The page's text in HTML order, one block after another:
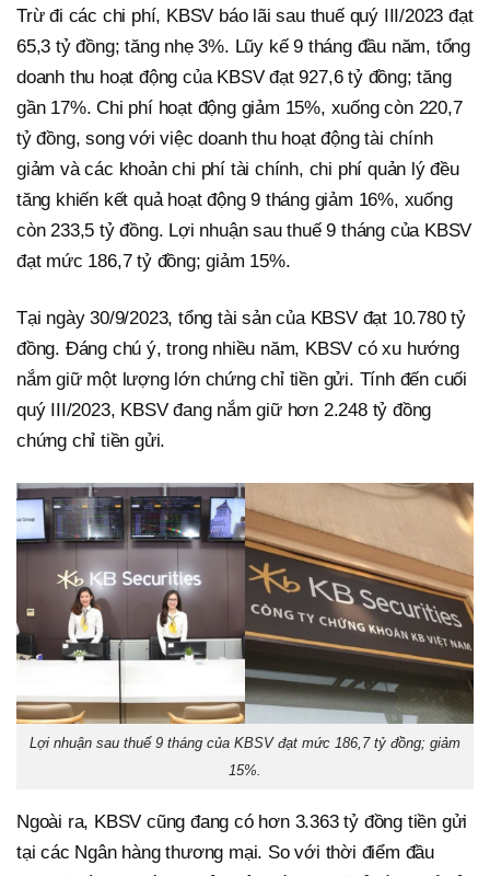
Trừ đi các chi phí, KBSV báo lãi sau thuế quý III/2023 đạt
65,3 tỷ đồng; tăng nhẹ 3%. Lũy kế 9 tháng đầu năm, tổng
doanh thu hoạt động của KBSV đạt 927,6 tỷ đồng; tăng
gần 17%. Chi phí hoạt động giảm 15%, xuống còn 220,7
tỷ đồng, song với việc doanh thu hoạt động tài chính
giảm và các khoản chi phí tài chính, chi phí quản lý đều
tăng khiến kết quả hoạt động 9 tháng giảm 16%, xuống
còn 233,5 tỷ đồng. Lợi nhuận sau thuế 9 tháng của KBSV
đạt mức 186,7 tỷ đồng; giảm 15%.
Tại ngày 30/9/2023, tổng tài sản của KBSV đạt 10.780 tỷ
đồng. Đáng chú ý, trong nhiều năm, KBSV có xu hướng
nắm giữ một lượng lớn chứng chỉ tiền gửi. Tính đến cuối
quý III/2023, KBSV đang nắm giữ hơn 2.248 tỷ đồng
chứng chỉ tiền gửi.
Lợi nhuận sau thuế 9 tháng của KBSV đạt mức 186,7 tỷ đồng; giảm
15%.
Ngoài ra, KBSV cũng đang có hơn 3.363 tỷ đồng tiền gửi
tại các Ngân hàng thương mại. So với thời điểm đầu